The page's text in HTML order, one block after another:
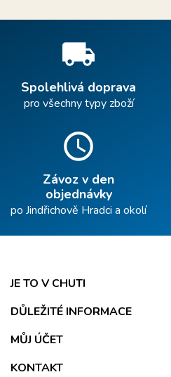
local_shipping
Spolehlivá doprava
pro všechny typy zboží
schedule
Závoz v den
objednávky
po Jindřichově Hradci a okolí
JE TO V CHUTI
DŮLEŽITÉ INFORMACE
MŮJ ÚČET
KONTAKT